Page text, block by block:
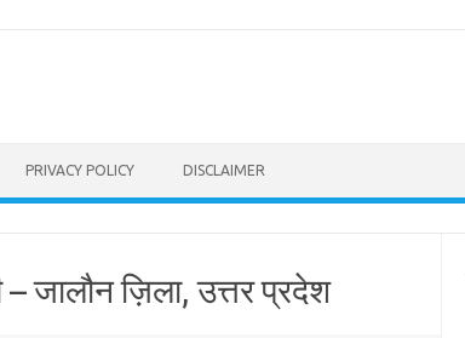
PRIVACY POLICY DISCLAIMER
जालौन ज़िला, उत्तर प्रदेश